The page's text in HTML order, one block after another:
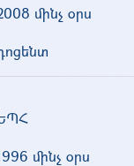
մինչ օրս
մինչ օրս